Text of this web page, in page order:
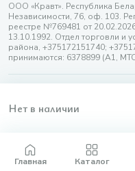
Нет в наличии
ООО «Кравт». Республика
Независимости, 76, оф. 103.
реестре №769481 от
13.10.1992. Отдел торговли и
района, +375172151740;
принимаются: 6378899 (А1,
Разработка сайта — SLAM
Выбор настроек Cookie
Главная Каталог